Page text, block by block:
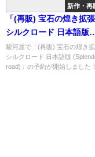
新作・再
「(再販) 宝石の煌き拡
シルクロード 日本語版
(Splendor： silk road)
と予約購入可能なショ
介！
駿河屋で「(再販) 宝石の煌き
シルクロード 日本語版
road)」の予約が開始しました